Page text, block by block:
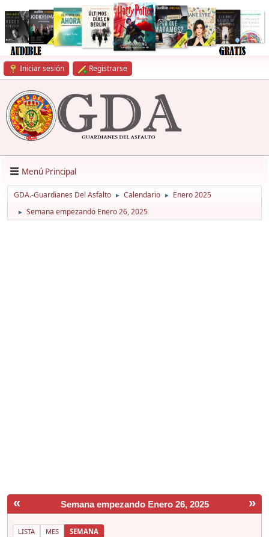
Iniciar sesión Registrarse
Menú Principal
GDA.-Guardianes Del Asfalto ► Calendario ► Enero 2025
► Semana empezando Enero 26, 2025
« »
Semana empezando Enero 26, 2025
LISTA MES SEMANA